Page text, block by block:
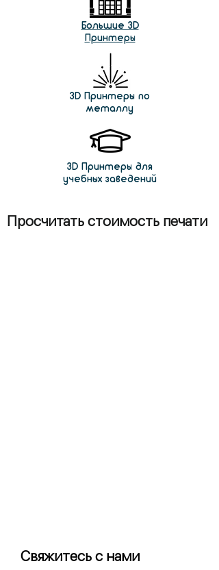
Большие 3D
Принтеры
3D Принтеры по
металлу
3D Принтеры для
учебных заведений
Просчитать стоимость печати
Свяжитесь с нами